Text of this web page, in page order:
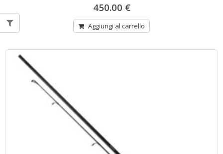
450.00 €
Aggiungi al carrello